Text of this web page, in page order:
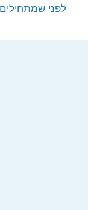
לפני שמתחילים